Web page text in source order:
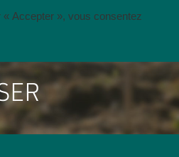
Accepter », vous consentez